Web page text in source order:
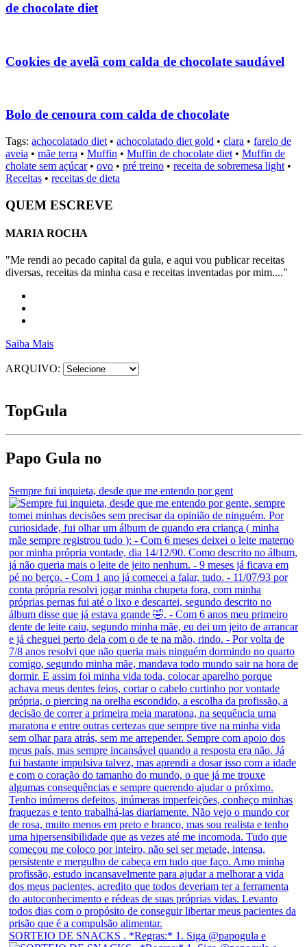
de chocolate diet
Cookies de avelã com calda de chocolate saudável
Bolo de cenoura com calda de chocolate
Tags: achocolatado diet • achocolatado diet gold • clara • farelo de
aveia • mãe terra • Muffin • Muffin de chocolate diet • Muffin de
cholate sem açúcar• ovo • pré treino • receita de sobremesa light •
Receitas • receitas de dieta
QUEM ESCREVE
MARIA ROCHA
"Me rendi ao pecado capital da gula, e aqui vou publicar receitas
diversas, receitas da minha casa e receitas inventadas por mim...."
Saiba Mais
ARQUIVO:
TopGula
Papo Gula no
Sempre fui inquieta, desde que me entendo por gent
SORTEIO DE SNACKS . *Regras:* 1. Siga @papogula e